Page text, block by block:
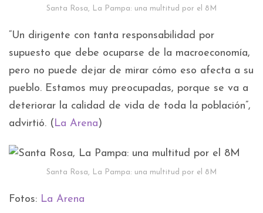
Santa Rosa, La Pampa: una multitud por el 8M
“Un dirigente con tanta responsabilidad por
supuesto que debe ocuparse de la macroeconomía,
pero no puede dejar de mirar cómo eso afecta a su
pueblo. Estamos muy preocupadas, porque se va a
deteriorar la calidad de vida de toda la población”,
advirtió. ( La Arena)
Santa Rosa, La Pampa: una multitud por el 8M
Fotos: La Arena